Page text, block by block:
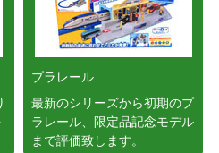
プラレール
最新のシリーズから初期のプ
ラレール、限定品記念モデル
まで評価致します。